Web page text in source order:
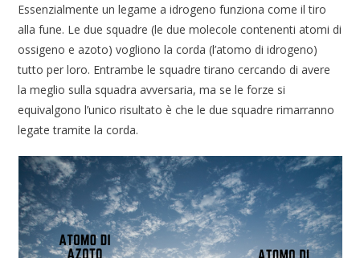
Essenzialmente un legame a idrogeno funziona come il tiro
alla fune. Le due squadre (le due molecole contenenti atomi di
ossigeno e azoto) vogliono la corda (l’atomo di idrogeno)
tutto per loro. Entrambe le squadre tirano cercando di avere
la meglio sulla squadra avversaria, ma se le forze si
equivalgono l’unico risultato è che le due squadre rimarranno
legate tramite la corda.